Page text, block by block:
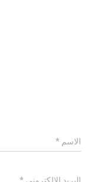
الاسم *